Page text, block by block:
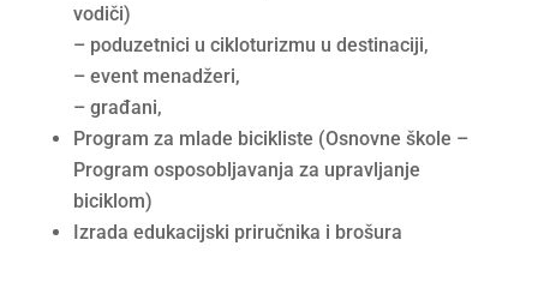
vodiči)
– poduzetnici u cikloturizmu u destinaciji,
– event menadžeri,
– građani,
Program za mlade bicikliste (Osnovne škole –
Program osposobljavanja za upravljanje
biciklom)
Izrada edukacijski priručnika i brošura